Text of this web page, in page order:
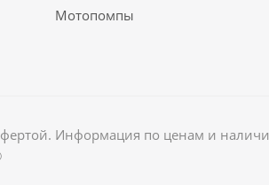
Мотопомпы
Информация по ценам и